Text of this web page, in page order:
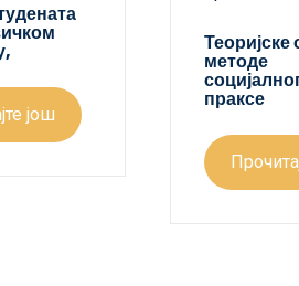
још
Теоријске
методе
праксе